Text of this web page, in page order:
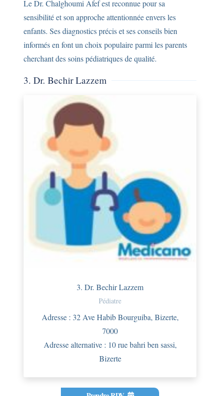
Le Dr. Chalghoumi Afef est reconnue pour sa
sensibilité et son approche attentionnée envers les
enfants. Ses diagnostics précis et ses conseils bien
informés en font un choix populaire parmi les parents
cherchant des soins pédiatriques de qualité.
3. Dr. Bechir Lazzem
3. Dr. Bechir Lazzem
Pédiatre
Adresse : 32 Ave Habib Bourguiba, Bizerte,
7000
Adresse alternative : 10 rue bahri ben sassi,
Bizerte